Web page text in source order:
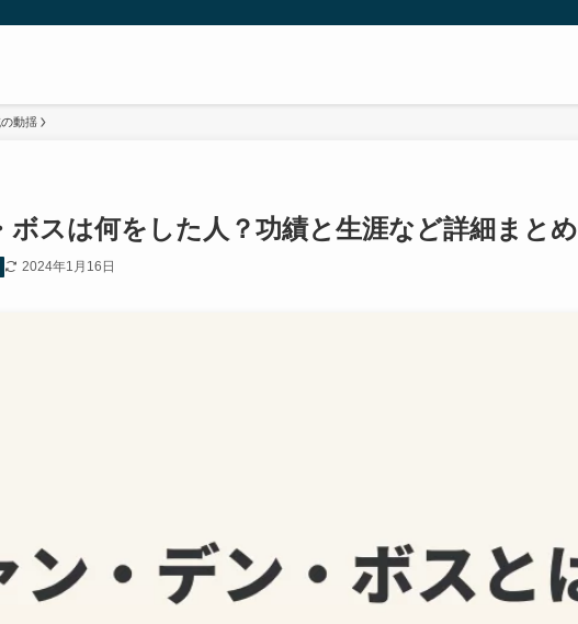
動揺
ボスは何をした人？功績と生涯など詳細まとめ
2024年1月16日